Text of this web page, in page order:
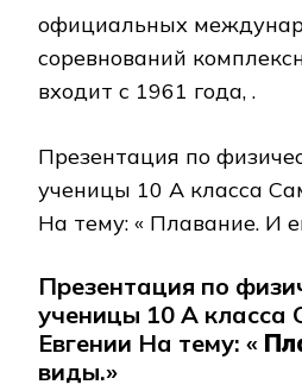
официальных
соревнований
входит с 1961 года, .
Презентация по
ученицы 10 А класса
На тему: « Плавание. И
Презентация по
ученицы 10 А класса
Евгении На тему: «
виды.»